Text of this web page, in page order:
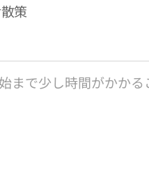
策
まで少し時間がかかる